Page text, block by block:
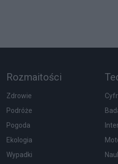
Rozmaitości
Zdrowie
Podróże
Pogoda
Ekologia
Wypadki